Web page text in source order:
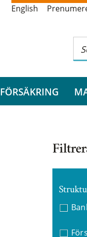
English
FÖRSÄKRING